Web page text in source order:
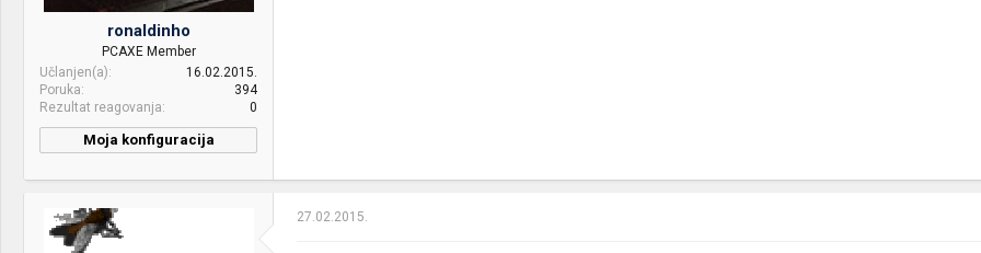
ronaldinho
PCAXE Member
Učlanjen(a)
16.02.2015.
Poruka
394
Rezultat reagovanja
0
Moja konfiguracija
Name:
CPU & cooler:
AMD FX 8320 / Noctua NH-
27.02.2015.